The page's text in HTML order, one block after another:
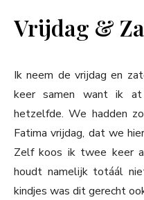
Vrijdag &
Ik neem de vrijdag en
keer samen want ik
hetzelfde. We hadden
Fatima vrijdag, dat we
Zelf koos ik twee keer
houdt namelijk totáál
kindjes was dit gerecht